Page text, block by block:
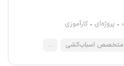
پروژه‌ای کارآموزی
متخصص اسباب‌کشی ...